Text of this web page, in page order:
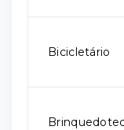
Bicicletário